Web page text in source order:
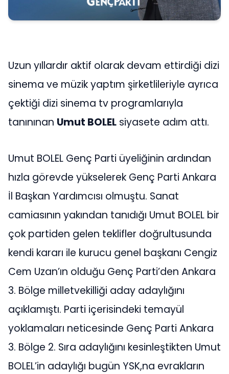
Uzun yıllardır aktif olarak devam ettirdiği dizi
sinema ve müzik yaptım şirketlileriyle ayrıca
çektiği dizi sinema tv programlarıyla
tanınınan Umut BOLEL siyasete adım attı.
Umut BOLEL Genç Parti üyeliğinin ardından
hızla görevde yükselerek Genç Parti Ankara
İl Başkan Yardımcısı olmuştu. Sanat
camiasının yakından tanıdığı Umut BOLEL bir
çok partiden gelen teklifler doğrultusunda
kendi kararı ile kurucu genel başkanı Cengiz
Cem Uzan’ın olduğu Genç Parti’den Ankara
3. Bölge milletvekilliği aday adaylığını
açıklamıştı. Parti içerisindeki temayül
yoklamaları neticesinde Genç Parti Ankara
3. Bölge 2. Sıra adaylığını kesinleştikten Umut
BOLEL’in adaylığı bugün YSK,na evrakların